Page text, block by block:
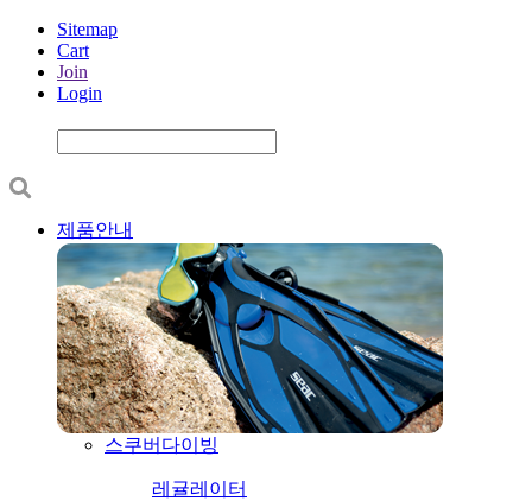
Sitemap
Cart
Join
Login
제품안내
스쿠버다이빙
레귤레이터